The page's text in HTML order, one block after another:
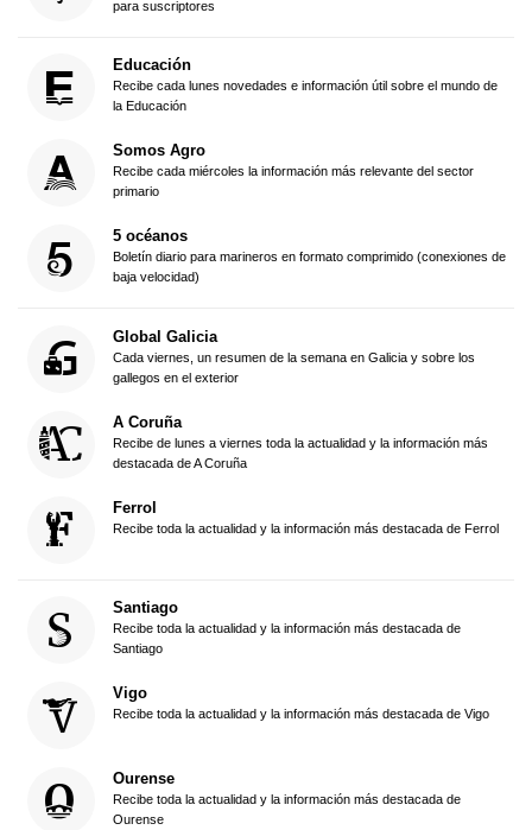
para suscriptores
Educación
Recibe cada lunes novedades e información útil sobre el mundo de
la Educación
Somos Agro
Recibe cada miércoles la información más relevante del sector
primario
5 océanos
Boletín diario para marineros en formato comprimido (conexiones de
baja velocidad)
Global Galicia
Cada viernes, un resumen de la semana en Galicia y sobre los
gallegos en el exterior
A Coruña
Recibe de lunes a viernes toda la actualidad y la información más
destacada de A Coruña
Ferrol
Recibe toda la actualidad y la información más destacada de Ferrol
Santiago
Recibe toda la actualidad y la información más destacada de
Santiago
Vigo
Recibe toda la actualidad y la información más destacada de Vigo
Ourense
Recibe toda la actualidad y la información más destacada de
Ourense